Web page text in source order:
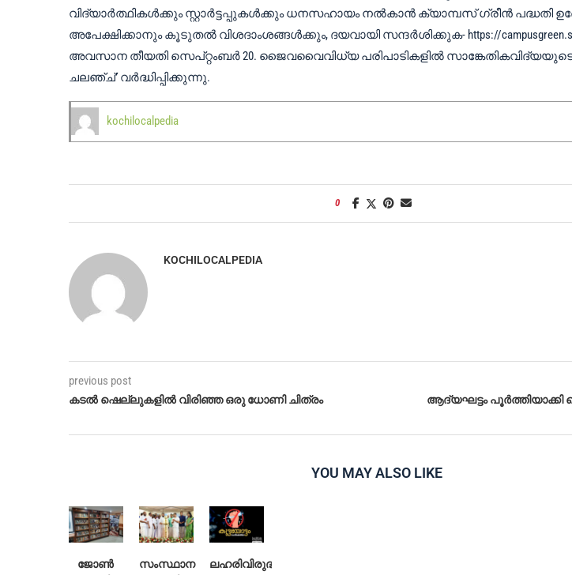
വിദ്യാർത്ഥികൾക്കും സ്റ്റാർട്ടപ്പുകൾക്കും ധനസഹായം നൽകാൻ ക്യാമ്പസ് ഗ്രീൻ പദ്ധതി
അപേക്ഷിക്കാനും കൂടുതൽ വിശദാംശങ്ങൾക്കും, ദയവായി സന്ദർശിക്കുക- https://
അവസാന തീയതി സെപ്റ്റംബർ 20. ജൈവവൈവിധ്യ പരിപാടികളിൽ
ചലഞ്ച്’ വർദ്ധിപ്പിക്കുന്നു.
kochilocalpedia
0
KOCHILOCALPEDIA
previous post
കടല്‍ ഷെല്ലുകളിൽ വിരിഞ്ഞ ഒരു ധോണി ചിത്രം
ആദ്യഘട്ടം പൂർത്തിയാക്കി
YOU MAY ALSO LIKE
ജോൺ
സംസ്ഥാന
ലഹരിവിരുദ്ധ